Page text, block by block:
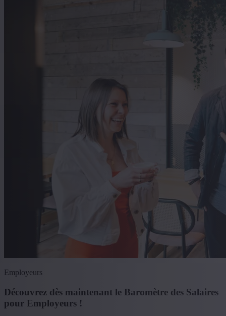
Employeurs
Découvrez dès maintenant le Baromètre des Salaires
pour Employeurs !